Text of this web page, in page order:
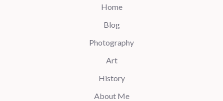
Home
Blog
Photography
Art
History
About Me